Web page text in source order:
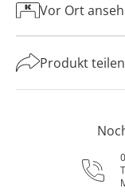
Vor Ort
Produkt teilen